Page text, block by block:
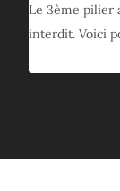
Le 3ème pilier
interdit. Voici